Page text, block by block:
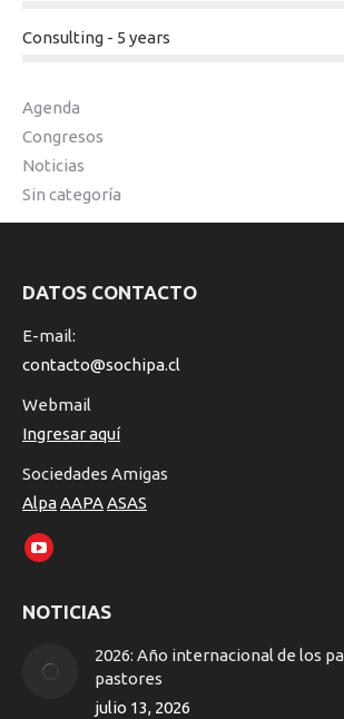
Consulting - 5 years
Agenda
Congresos
Noticias
Sin categoría
DATOS CONTACTO
E-mail:
contacto@sochipa.cl
Webmail
Ingresar aquí
Sociedades Amigas
AlpaAAPAASAS
Encuéntranos en:
YouTube
opens
new
window
NOTICIAS
2026: Año internacional de los
pastores
julio 13, 2026